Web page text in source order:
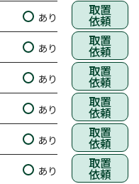
あり 取置
依頼
あり 取置
依頼
あり 取置
依頼
あり 取置
依頼
あり 取置
依頼
あり 取置
依頼